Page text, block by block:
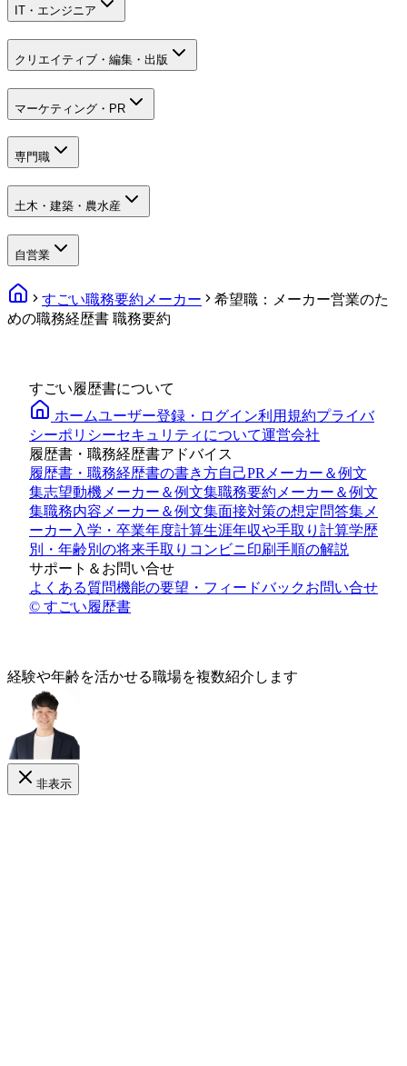
IT・エンジニア
クリエイティブ・編集・出版
マーケティング・PR
専門職
土木・建築・農水産
自営業
すごい職務要約メーカー
希望職：メーカー営業のた
めの職務経歴書 職務要約
すごい履歴書について
ホームユーザー登録・ログイン利用規約プライバ
シーポリシーセキュリティについて運営会社
履歴書・職務経歴書アドバイス
履歴書・職務経歴書の書き方自己PRメーカー＆例文
集志望動機メーカー＆例文集職務要約メーカー＆例文
集職務内容メーカー＆例文集面接対策の想定問答集メ
ーカー入学・卒業年度計算生涯年収や手取り計算学歴
別・年齢別の将来手取り コンビニ印刷手順の解説
サポート＆お問い合せ
よくある質問機能の要望・フィードバックお問い合せ
© すごい履歴書
経験や年齢を活かせる職場を複数紹介します
非表示